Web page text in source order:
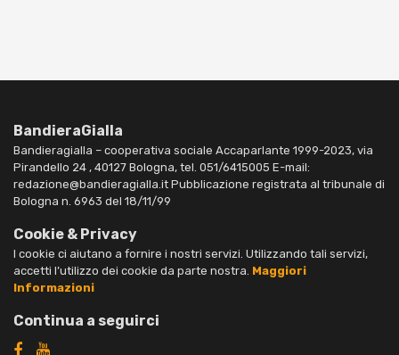
BandieraGialla
Bandieragialla – cooperativa sociale Accaparlante 1999-2023, via
Pirandello 24 , 40127 Bologna, tel. 051/6415005 E-mail:
redazione@bandieragialla.it Pubblicazione registrata al tribunale di
Bologna n. 6963 del 18/11/99
Cookie & Privacy
I cookie ci aiutano a fornire i nostri servizi. Utilizzando tali servizi,
accetti l’utilizzo dei cookie da parte nostra. Maggiori
Informazioni
Continua a seguirci